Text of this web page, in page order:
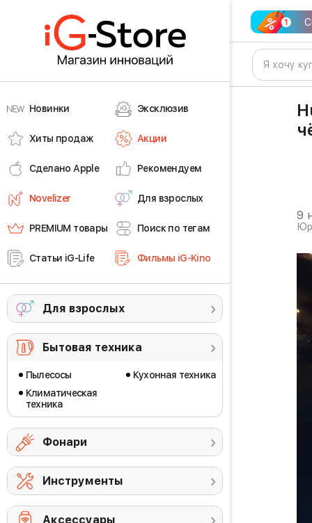
Новинки Эксклюзив
Хиты продаж Акции
Сделано Apple Рекомендуем
Novelizer Для взрослых
PREMIUM товары Поиск по тегам
Статьи iG-Life Фильмы iG-Kino
Для взрослых
Бытовая техника
Пылесосы
Климатическая
техника
Кухонная техника
Фонари
Инструменты
Аксессуары
9